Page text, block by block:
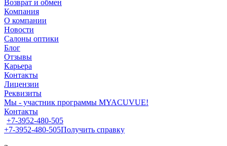
Возврат и обмен
Компания
О компании
Новости
Салоны оптики
Блог
Отзывы
Карьера
Контакты
Лицензии
Реквизиты
Мы - участник программы MYACUVUE!
Контакты
+7-3952-480-505
+7-3952-480-505Получить справку